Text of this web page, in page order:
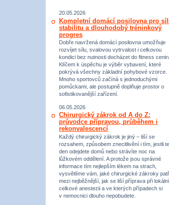
20.05.2026
Kompletní domácí posilovna pro
stabilitu a dlouhodobý tréninkový
progres
Dobře navržená domácí posilovna umožňuje
rozvíjet sílu, svalovou vytrvalost i celkovou
kondici bez nutnosti docházet do fitness
Klíčem k úspěchu je výběr vybavení, které
pokrývá všechny základní pohybové vzorce.
Mnoho sportovců začíná s jednoduchými
pomůckami, ale postupně doplňuje prostor o
sofistikovanější zařízení.
06.05.2026
Chirurgický zákrok od A do Z:
průvodce přípravou, průběhem i
rekonvalescencí
Každý chirurgický zákrok je jiný – liší se
rozsahem, způsobem znecitlivění i tím, jestli
den odejdete domů nebo strávíte noc na
lůžkovém oddělení. A protože jsou správné
informace tím nejlepším lékem na strach,
vysvětlíme vám, jaké chirurgické zákroky
mezi nejběžnější, jak se liší příprava při
celkové anestezii a ve kterých případech si
v nemocnici dlouho nepobudete.